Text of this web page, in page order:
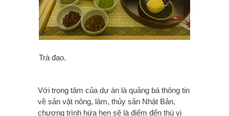
Trà đạo.
Với trọng tâm của dự án là quảng bá thông tin
về sản vật nông, lâm, thủy sản Nhật Bản,
chương trình hứa hẹn sẽ là điểm đến thú vị